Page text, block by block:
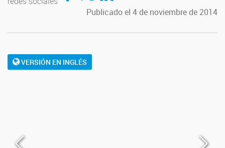
Publicado el 4 de noviembre de 2014
VERSIÓN EN INGLÉS